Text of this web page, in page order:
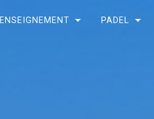
ENSEIGNEMENT PADEL